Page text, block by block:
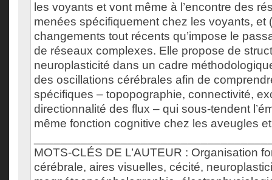
les voyants et vont même à l’encontre des
menées spécifiquement chez les voyants, et
changements tout récents qu’impose le
de réseaux complexes. Elle propose de
neuroplasticité dans un cadre
des oscillations cérébrales afin de
spécifiques – topopographie, connectivité,
directionnalité des flux – qui sous-tendent
même fonction cognitive chez les aveugles
MOTS-CLÉS DE L’AUTEUR : Organisation
cérébrale, aires visuelles, cécité,